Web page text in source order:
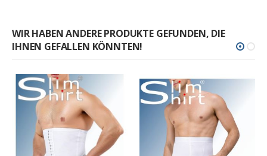
WIR HABEN ANDERE PRODUKTE GEFUNDEN, DIE
IHNEN GEFALLEN KÖNNTEN!